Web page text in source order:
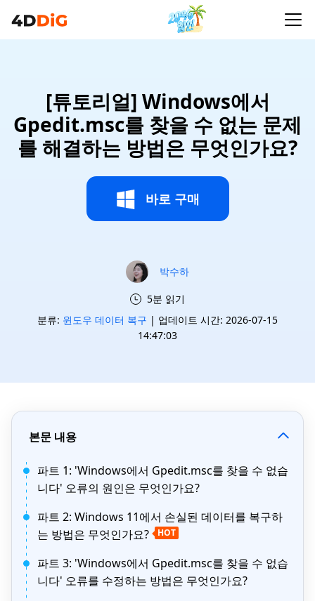
[튜토리얼] Windows에서
Gpedit.msc를 찾을 수 없는 문제
를 해결하는 방법은 무엇인가요?
바로 구매
박수하
5분 읽기
분류: 윈도우 데이터 복구 | 업데이트 시간: 2026-07-15
14:47:03
본문 내용
파트 1: 'Windows에서 Gpedit.msc를 찾을 수 없습
니다' 오류의 원인은 무엇인가요?
파트 2: Windows 11에서 손실된 데이터를 복구하
는 방법은 무엇인가요?
HOT
파트 3: 'Windows에서 Gpedit.msc를 찾을 수 없습
니다' 오류를 수정하는 방법은 무엇인가요?